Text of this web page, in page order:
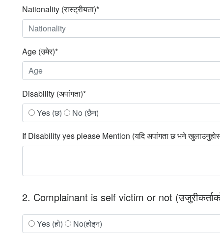
Nationality (रास्ट्रीयता)*
Age (उमेर)*
Disability (अपांगता)*
Yes (छ)
No (छैन)
If Disability yes please Mention (यदि अपांगता छ भने
2. Complainant is self victim or not (उजुरीकर्ताको
Yes (हो) No(होइन)